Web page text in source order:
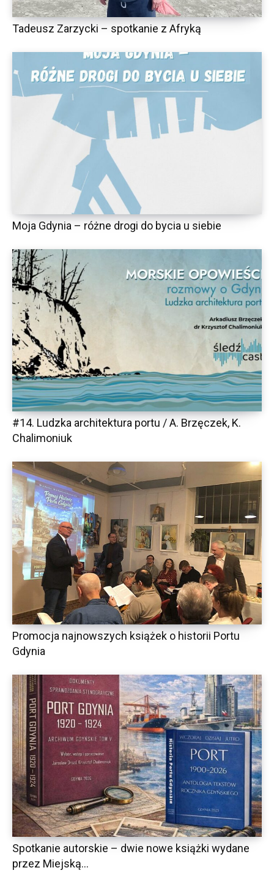
Tadeusz Zarzycki – spotkanie z Afryką
Moja Gdynia – różne drogi do bycia u siebie
#14. Ludzka architektura portu / A. Brzęczek, K.
Chalimoniuk
Promocja najnowszych książek o historii Portu
Gdynia
Spotkanie autorskie – dwie nowe książki wydane
przez Miejską...